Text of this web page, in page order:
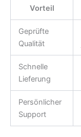
Vorteil
Geprüfte
Qualität
Schnelle
Lieferung
Persönlicher
Support